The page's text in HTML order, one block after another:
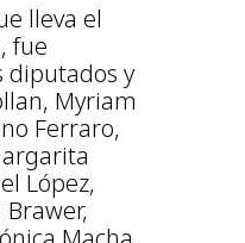
lleva el
fue
diputados y
Myriam
Ferraro,
López,